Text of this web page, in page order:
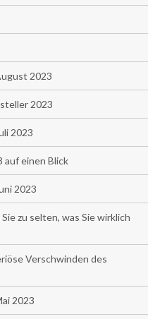
2023
2023
2023
auf einen Blick
2023
zu selten, was Sie wirklich
Verschwinden des
2023